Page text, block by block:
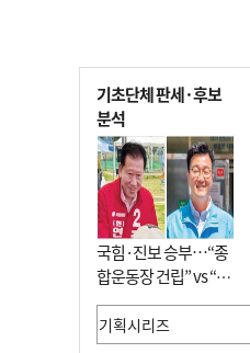
기초단체 판세·후보
분석
국힘·진보 승부…“종
합운동장 건립” vs “출
근 공공버스 도입”